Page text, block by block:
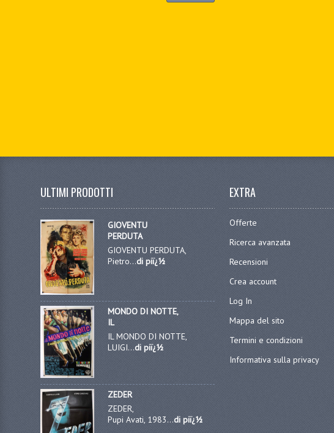
ULTIMI PRODOTTI
GIOVENTU
PERDUTA
GIOVENTU PERDUTA,
Pietro...di piï¿½
MONDO DI NOTTE,
IL
IL MONDO DI NOTTE,
LUIGI...di piï¿½
ZEDER
ZEDER,
Pupi Avati, 1983...di piï¿½
EXTRA
Offerte
Ricerca avanzata
Recensioni
Crea account
Log In
Mappa del sito
Termini e condizioni
Informativa sulla privacy